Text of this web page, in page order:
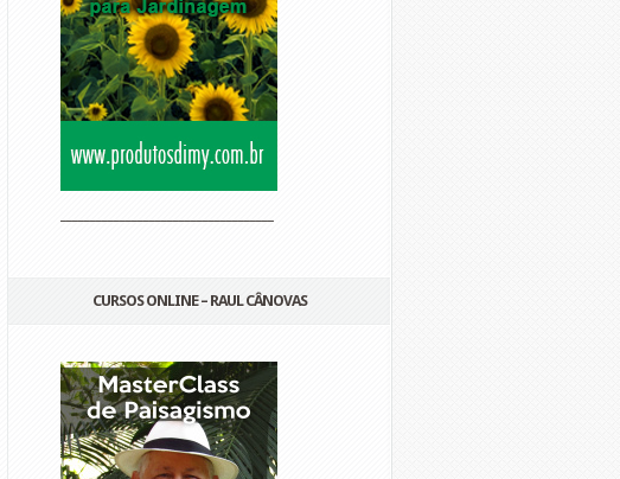
CURSOS ONLINE – RAUL CÂNOVAS